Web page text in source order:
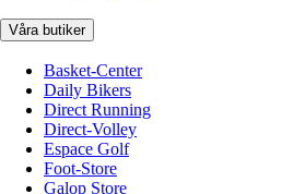
Våra butiker
Basket-Center
Daily Bikers
Direct Running
Direct-Volley
Espace Golf
Foot-Store
Galop Store